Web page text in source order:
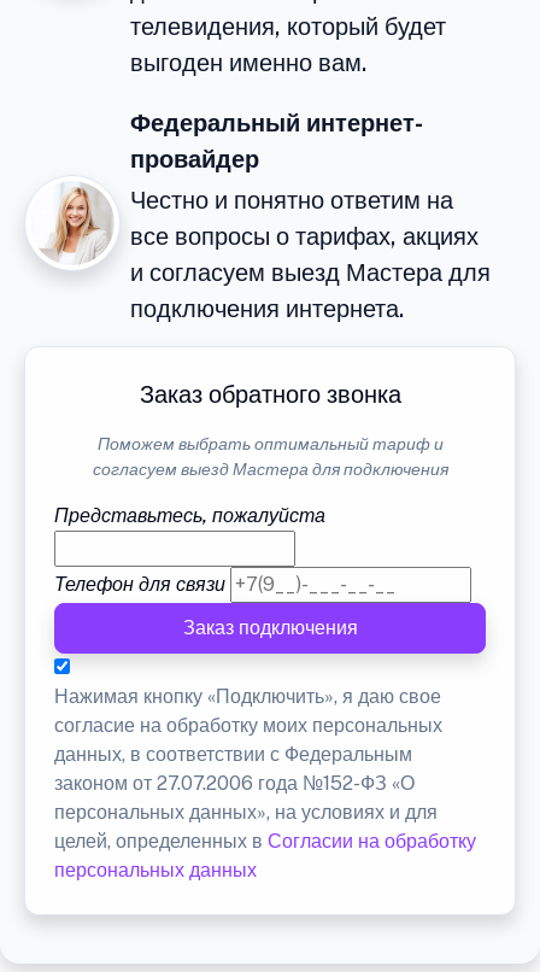
телевидения, который будет
выгоден именно вам.
Федеральный интернет-
провайдер
Честно и понятно ответим на
все вопросы о тарифах, акциях
и согласуем выезд Мастера для
подключения интернета.
Заказ обратного звонка
Поможем выбрать оптимальный тариф и
согласуем выезд Мастера для подключения
Представьтесь, пожалуйста
Телефон для связи
Заказ подключения
Нажимая кнопку «Подключить», я даю свое
согласие на обработку моих персональных
данных, в соответствии с Федеральным
законом от 27.07.2006 года №152-ФЗ «О
персональных данных», на условиях и для
целей, определенных в Согласии на обработку
персональных данных